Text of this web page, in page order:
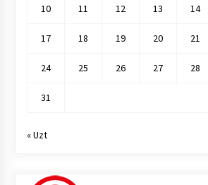
10 11 12 13 14
17 18 19 20 21
24 25 26 27 28
31
« Uzt